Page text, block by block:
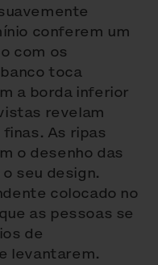
conferem um
com os
toca
a borda inferior
revelam
As ripas
o desenho das
seu design.
colocado no
as pessoas se
de
levantarem.